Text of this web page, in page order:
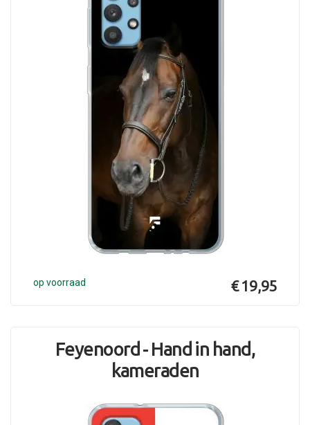
op voorraad € 19,95
Feyenoord - Hand in hand,
kameraden